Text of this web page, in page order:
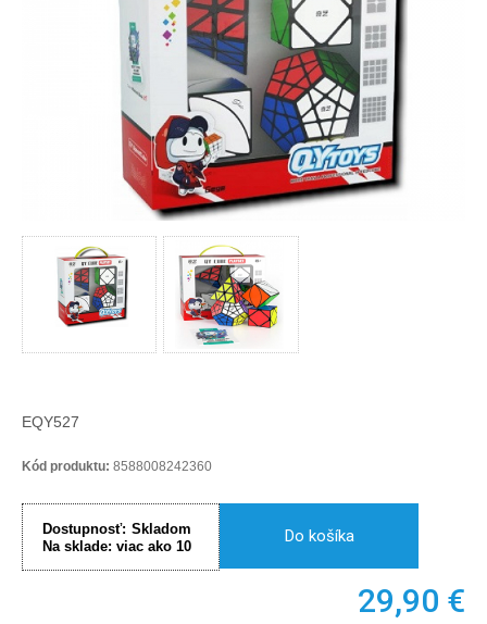
EQY527
Kód produktu: 8588008242360
Dostupnosť: Skladom
Na sklade: viac ako 10
Do košíka
29,90 €